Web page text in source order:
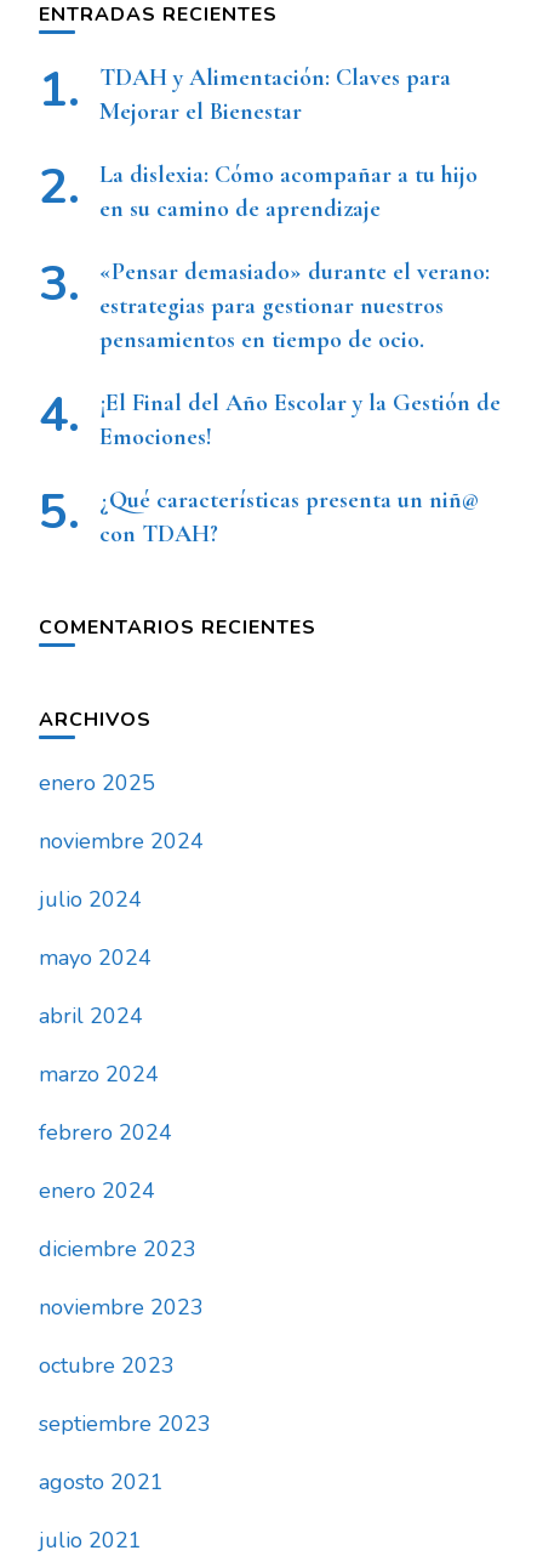
ENTRADAS RECIENTES
TDAH y Alimentación: Claves para
Mejorar el Bienestar
La dislexia: Cómo acompañar a tu hijo
en su camino de aprendizaje
«Pensar demasiado» durante el verano:
estrategias para gestionar nuestros
pensamientos en tiempo de ocio.
¡El Final del Año Escolar y la Gestión de
Emociones!
¿Qué características presenta un niñ@
con TDAH?
COMENTARIOS RECIENTES
ARCHIVOS
enero 2025
noviembre 2024
julio 2024
mayo 2024
abril 2024
marzo 2024
febrero 2024
enero 2024
diciembre 2023
noviembre 2023
octubre 2023
septiembre 2023
agosto 2021
julio 2021